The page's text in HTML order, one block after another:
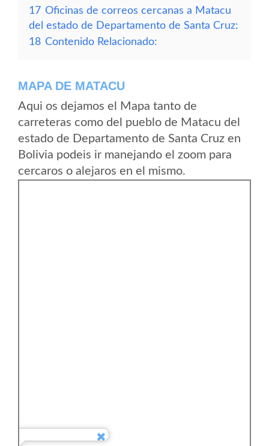
17 Oficinas de correos cercanas a Matacu
del estado de Departamento de Santa Cruz:
18 Contenido Relacionado:
MAPA DE MATACU
Aqui os dejamos el Mapa tanto de
carreteras como del pueblo de Matacu del
estado de Departamento de Santa Cruz en
Bolivia podeis ir manejando el zoom para
cercaros o alejaros en el mismo.